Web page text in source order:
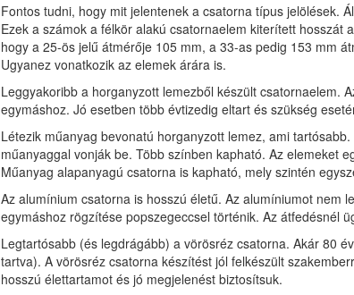
Fontos tudni, hogy mit jelentenek a csatorna típus jelölések.
Ezek a számok a félkör alakú csatornaelem kiterített hosszát
hogy a 25-ös jelű átmérője 105 mm, a 33-as pedig 153 mm
Ugyanez vonatkozik az elemek árára is.
Leggyakoribb a horganyzott lemezből készült csatornaelem.
egymáshoz. Jó esetben több évtizedig eltart és szükség
Létezik műanyag bevonatú horganyzott lemez, ami
műanyaggal vonják be. Több színben kapható. Az elemeket
Műanyag alapanyagú csatorna is kapható, mely szintén
Az alumínium csatorna is hosszú életű. Az alumíniumot nem
egymáshoz rögzítése popszegeccsel történik. Az átfedésnél
Legtartósabb (és legdrágább) a vörösréz csatorna. Akár 80
tartva). A vörösréz csatorna készítést jól felkészült
hosszú élettartamot és jó megjelenést biztosítsuk.